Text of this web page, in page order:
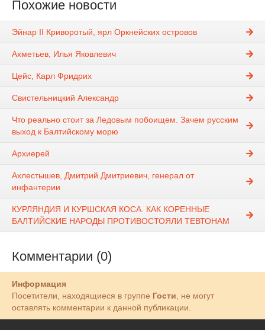
Похожие новости
Эйнар II Криворотый, ярл Оркнейских островов
Ахметьев, Илья Яковлевич
Цейс, Карл Фридрих
Свистельницкий Александр
Что реально стоит за Ледовым побоищем. Зачем русским
выход к Балтийскому морю
Архиерей
Ахлестышев, Дмитрий Дмитриевич, генерал от
инфантерии
КУРЛЯНДИЯ И КУРШСКАЯ КОСА. КАК КОРЕННЫЕ
БАЛТИЙСКИЕ НАРОДЫ ПРОТИВОСТОЯЛИ ТЕВТОНАМ
Комментарии (0)
Информация
Посетители, находящиеся в группе Гости , не могут
оставлять комментарии к данной публикации.